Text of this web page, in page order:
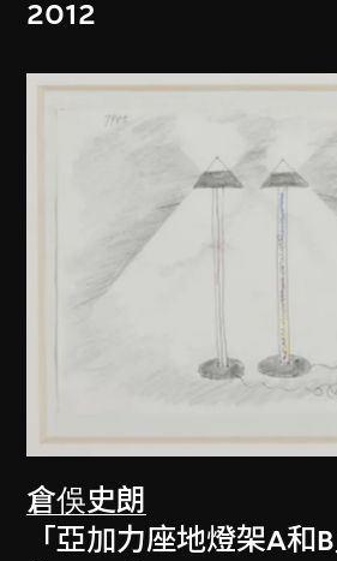
2012
倉俁史朗
「亞加力座地燈架A和